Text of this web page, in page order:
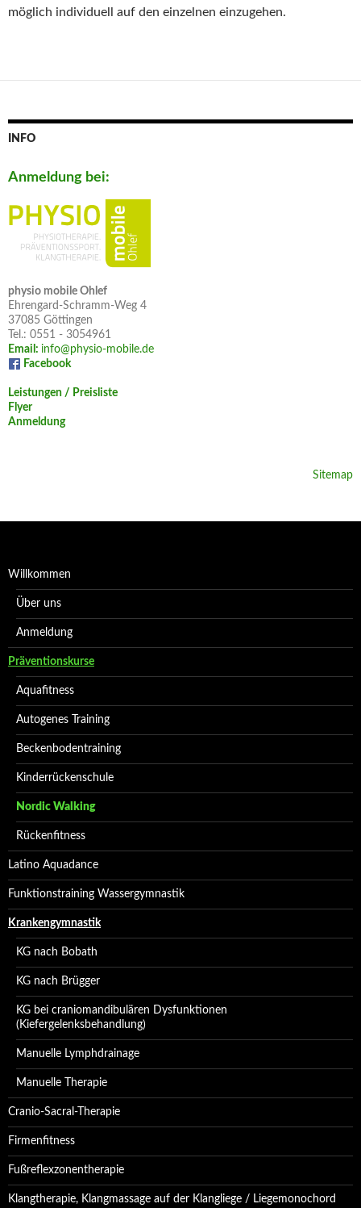
möglich individuell auf den einzelnen einzugehen.
INFO
Anmeldung bei:
physio mobile Ohlef
Ehrengard-Schramm-Weg 4
37085 Göttingen
Tel.: 0551 - 3054961
Email: info@physio-mobile.de
Facebook
Leistungen / Preisliste
Flyer
Anmeldung
Sitemap
Willkommen
Über uns
Anmeldung
Präventionskurse
Aquafitness
Autogenes Training
Beckenbodentraining
Kinderrückenschule
Nordic Walking
Rückenfitness
Latino Aquadance
Funktionstraining Wassergymnastik
Krankengymnastik
KG nach Bobath
KG nach Brügger
KG bei craniomandibulären Dysfunktionen
(Kiefergelenksbehandlung)
Manuelle Lymphdrainage
Manuelle Therapie
Cranio-Sacral-Therapie
Firmenfitness
Fußreflexzonentherapie
Klangtherapie, Klangmassage auf der Klangliege / Liegemonochord